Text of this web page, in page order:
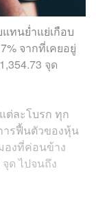
ทนย่ำแย่เกือบ
จากที่เคยอยู่
จุด
ต่ละโบรก ทุก
ารฟื้นตัวของหุ้น
องที่ค่อนข้าง
ด ไปจนถึง